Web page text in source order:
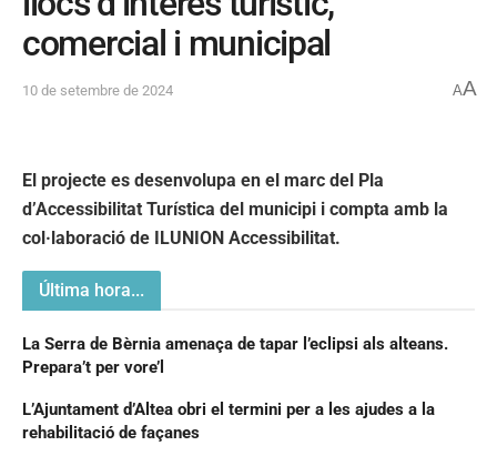
comercial i municipal
10 de setembre de 2024 AA
El projecte es desenvolupa en el marc del Pla
d’Accessibilitat Turística del municipi i compta amb la
col·laboració de ILUNION Accessibilitat.
Última hora...
La Serra de Bèrnia amenaça de tapar l’eclipsi als alteans.
Prepara’t per vore’l
L’Ajuntament d’Altea obri el termini per a les ajudes a la
rehabilitació de façanes